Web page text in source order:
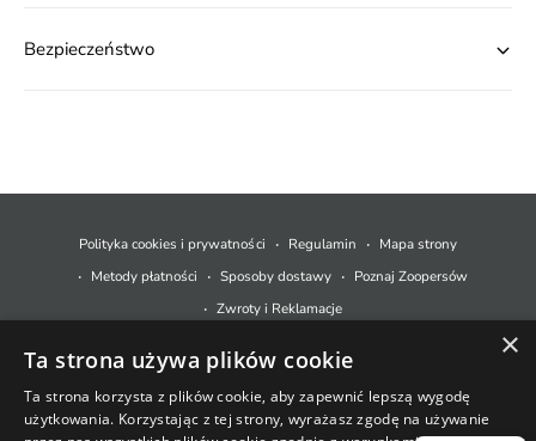
Bezpieczeństwo
e
y
p
ł
a
© 2026,Zoopers.pl. Technologia Shopify
Polityka cookies i prywatności Regulamin
Mapa strony
Metody płatności
Sposoby dostawy
Poznaj Zoopersów
Zwroty i Reklamacje
×
Ta strona używa plików cookie
Ta strona korzysta z plików cookie, aby zapewnić lepszą wygodę
użytkowania. Korzystając z tej strony, wyrażasz zgodę na używanie